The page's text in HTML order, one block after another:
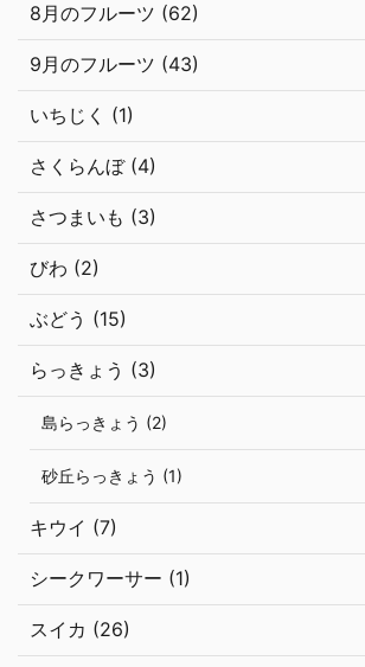
8月のフルーツ (62)
9月のフルーツ (43)
いちじく (1)
さくらんぼ (4)
さつまいも (3)
びわ (2)
ぶどう (15)
らっきょう (3)
島らっきょう (2)
砂丘らっきょう (1)
キウイ (7)
シークワーサー (1)
スイカ (26)